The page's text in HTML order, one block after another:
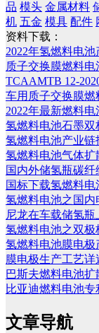
品 模头 金属材料
机 五金 模具 配件
资料下载：
2022年氢燃料电
质子交换膜燃料
TCAAMTB 12-
车用质子交换膜
2022年最新燃料
氢燃料电池石墨双
氢燃料电池产业链
氢燃料电池气体扩
国内外储氢瓶碳
国标下载氢燃料
氢燃料电池之国内
尼龙在车载储氢
氢燃料电池之双极
氢燃料电池膜电极
膜电极生产工艺详
巴斯夫燃料电池扩
比亚迪燃料电池专
文章导航